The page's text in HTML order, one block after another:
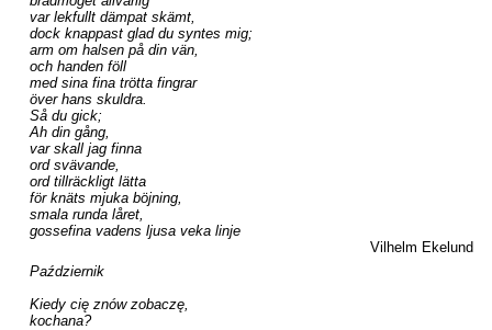
var lekfullt dämpat skämt,
dock knappast glad du syntes mig;
arm om halsen på din vän,
och handen föll
med sina fina trötta fingrar
över hans skuldra.
Så du gick;
Ah din gång,
var skall jag finna
ord svävande,
ord tillräckligt lätta
för knäts mjuka böjning,
smala runda låret,
gossefina vadens ljusa veka linje
Vilhelm Ekelund
Październik
Kiedy cię znów zobaczę,
kochana?